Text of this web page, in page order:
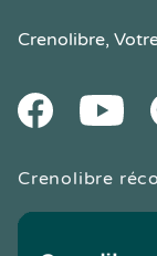
Crenolibre,
FacebookYoutube
Crenolibre